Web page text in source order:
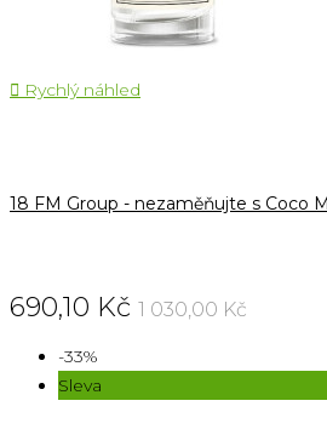
 Rychlý náhled
18 FM Group - nezaměňujte s Coco
690,10 Kč 1 030,00 Kč
-33%
Sleva